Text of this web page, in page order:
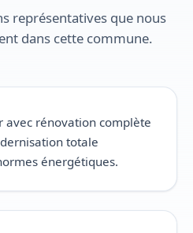
représentatives que nous
dans cette commune.
avec rénovation complète
totale
énergétiques.